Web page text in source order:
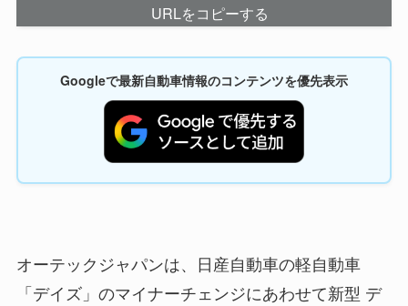
URLをコピーする
Googleで最新自動車情報のコンテンツを優先表示
オーテックジャパンは、日産自動車の軽自動車
「デイズ」のマイナーチェンジにあわせて新型 デ